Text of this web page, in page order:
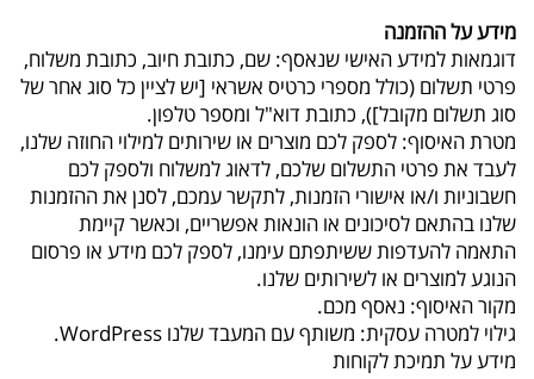
מידע על ההזמנה
דוגמאות למידע האישי שנאסף: שם, כתובת חיוב, כתובת משלוח,
פרטי תשלום (כולל מספרי כרטיס אשראי [יש לציין כל סוג אחר של
סוג תשלום מקובל]), כתובת דוא"ל ומספר טלפון.
מטרת האיסוף: לספק לכם מוצרים או שירותים למילוי החוזה שלנו,
לעבד את פרטי התשלום שלכם, לדאוג למשלוח ולספק לכם
חשבוניות ו/או אישורי הזמנות, לתקשר עמכם, לסנן את ההזמנות
שלנו בהתאם לסיכונים או הונאות אפשריים, וכאשר קיימת
התאמה להעדפות ששיתפתם עימנו, לספק לכם מידע או פרסום
הנוגע למוצרים או לשירותים שלנו.
מקור האיסוף: נאסף מכם.
גילוי למטרה עסקית: משותף עם המעבד שלנו WordPress.
מידע על תמיכת לקוחות